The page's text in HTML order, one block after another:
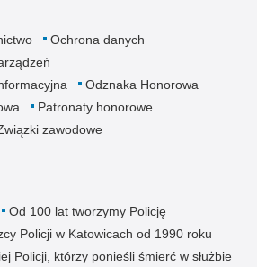
Ochrona danych
Odznaka Honorowa
Patronaty honorowe
zawodowe
Od 100 lat tworzymy Policję
Policji w Katowicach od 1990 roku
Policji, którzy ponieśli śmierć w służbie